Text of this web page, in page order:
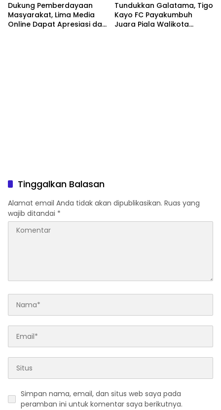
Dukung Pemberdayaan
Masyarakat, Lima Media
Online Dapat Apresiasi dari
Tundukkan Galatama, Tigo
Kayo FC Payakumbuh
Juara Piala Walikota
Tinggalkan Balasan
Alamat email Anda tidak akan dipublikasikan. Ruas yang
wajib ditandai *
Simpan nama, email, dan situs web saya pada
peramban ini untuk komentar saya berikutnya.